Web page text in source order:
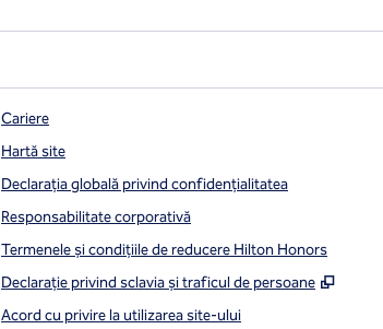
Cariere
Hartă site
Declarația globală privind confidenţialitatea
Responsabilitate corporativă
Termenele și condițiile de reducere Hilton Honors
Declarație privind sclavia și traficul de persoane
,
Acord cu privire la utilizarea site-ului